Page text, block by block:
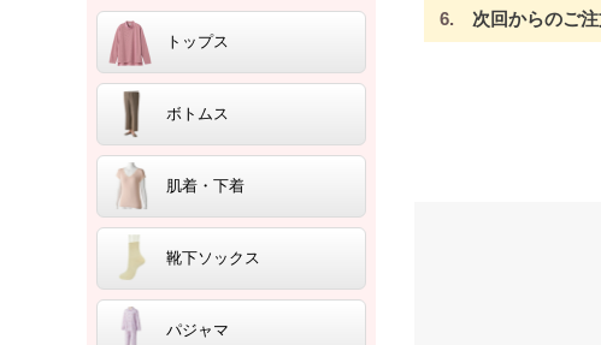
トップス
ボトムス
肌着・下着
靴下ソックス
パジャマ
次回からのご